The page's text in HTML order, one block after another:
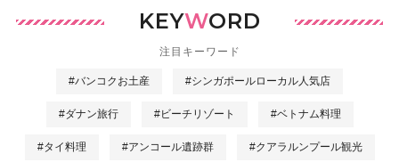
KEYWORD
注目キーワード
#バンコクお土産 #シンガポールローカル人気店
#ダナン旅行 #ビーチリゾート #ベトナム料理
#タイ料理 #アンコール遺跡群 #クアラルンプール観光